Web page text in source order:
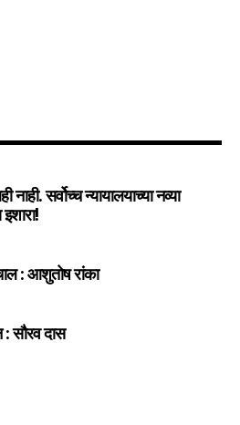
सर्वोच्च न्यायालयाच्या नव्या
: आशुतोष रांका
सौरव दास